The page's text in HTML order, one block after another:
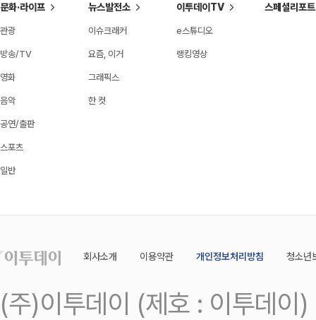
문화·라이프
관광
방송/TV
영화
음악
공연/출판
스포츠
일반
뉴스발전소
이슈크래커
요즘, 이거
그래픽스
한 컷
이투데이TV
e스튜디오
랭킹영상
스페셜리포트
회사소개 이용약관 개인정보처리방침 청소년
(주)이투데이 (제호 : 이투데